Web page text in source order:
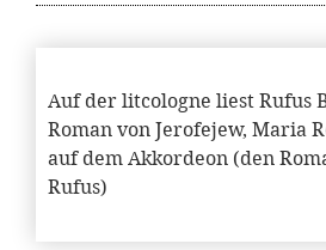
Auf der litcologne liest Rufus
Roman von Jerofejew, Maria
auf dem Akkordeon (den
Rufus)